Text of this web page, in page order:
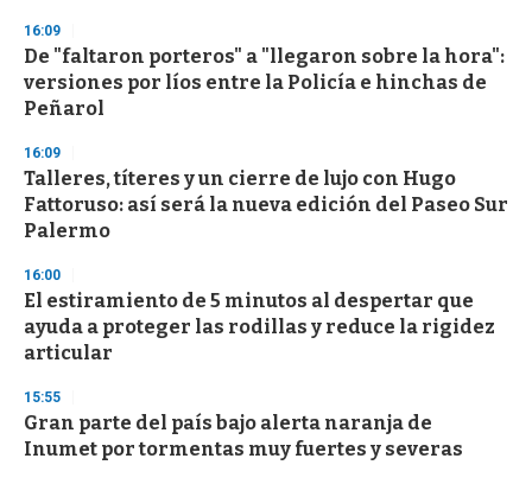
16:09
De "faltaron porteros" a "llegaron sobre la hora":
versiones por líos entre la Policía e hinchas de
Peñarol
16:09
Talleres, títeres y un cierre de lujo con Hugo
Fattoruso: así será la nueva edición del Paseo Sur
Palermo
16:00
El estiramiento de 5 minutos al despertar que
ayuda a proteger las rodillas y reduce la rigidez
articular
15:55
Gran parte del país bajo alerta naranja de
Inumet por tormentas muy fuertes y severas